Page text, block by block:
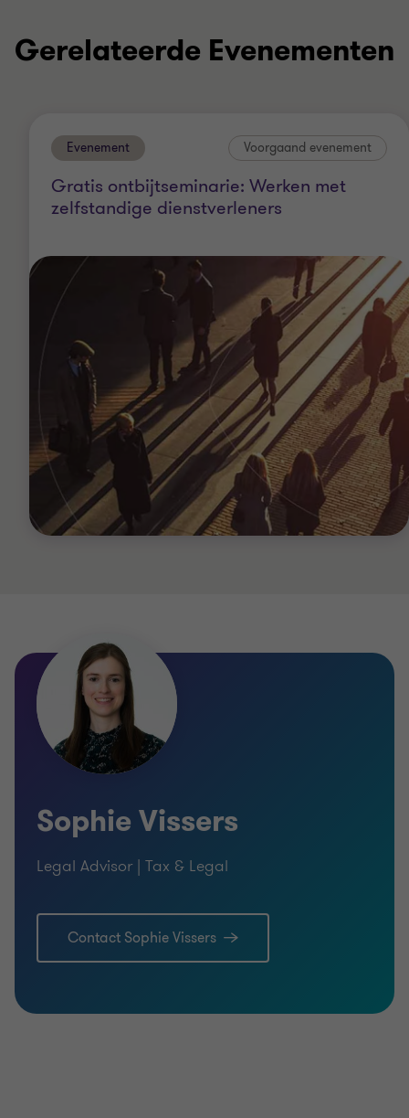
Gerelateerde Evenementen
Evenement Voorgaand evenement
Gratis ontbijtseminarie: Werken met
zelfstandige dienstverleners
Sophie Vissers
Legal Advisor | Tax & Legal
Contact Sophie Vissers